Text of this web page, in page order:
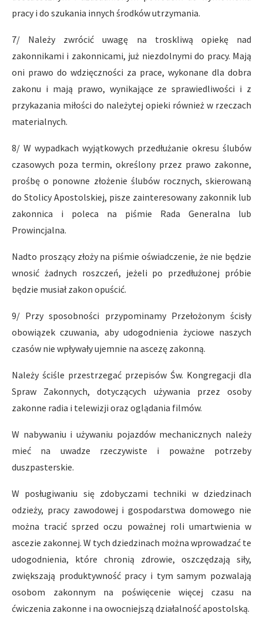
pracy i do szuka­nia innych środków utrzymania.
7/ Należy zwrócić uwagę na troskliwą opiekę nad
zakonnika­mi i zakonnicami, już niezdolnymi do pracy. Mają
oni prawo do wdzięczności za prace, wykonane dla dobra
zakonu i mają prawo, wynika­jące ze sprawiedliwości i z
przykazania miłości do należytej opie­ki również w rzeczach
materialnych.
8/ W wypadkach wyjątkowych przedłużanie okresu ślubów
czaso­wych poza termin, określony przez prawo zakonne,
prośbę o ponowne złożenie ślubów rocznych, skierowaną
do Stolicy Apostolskiej, pisze zainteresowany zakonnik lub
zakonnica i poleca na piśmie Rada Ge­neralna lub
Prowincjalna.
Nadto proszący złoży na piśmie oświadczenie, że nie będzie
wnosić żadnych roszczeń, jeżeli po przedłużonej próbie
będzie musiał zakon opuścić.
9/ Przy sposobności przypominamy Przełożonym ścisły
obowią­zek czuwania, aby udogodnienia życiowe naszych
czasów nie wpływały ujemnie na ascezę zakonną.
Należy ściśle przestrzegać przepisów Św. Kongregacji dla
Spraw Zakonnych, dotyczących używania przez osoby
zakonne radia i telewizji oraz oglądania filmów.
W nabywaniu i używaniu pojazdów mechanicznych należy
mieć na uwadze rzeczywiste i poważne potrzeby
duszpasterskie.
W posługiwaniu się zdobyczami techniki w dziedzinach
odzie­ży, pracy zawodowej i gospodarstwa domowego nie
można tracić sprzed oczu poważnej roli umartwienia w
ascezie zakonnej. W tych dziedzi­nach można wprowadzać te
udogodnienia, które chronią zdrowie, oszczędzają siły,
zwiększają produktywność pracy i tym samym po­zwalają
osobom zakonnym na poświęcenie więcej czasu na
ćwiczenia zakonne i na owocniejszą działalność apostolską.